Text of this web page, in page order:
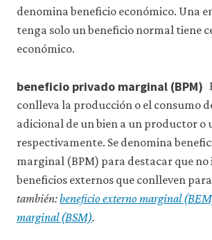
denomina beneficio económico. Una
tenga solo un beneficio normal tiene
económico.
beneficio privado marginal (BPM)
conlleva la producción o el consumo
adicional de un bien a un productor o
respectivamente. Se denomina
marginal (BPM) para destacar que no
beneficios externos que conlleven
también:beneficio externo marginal
marginal (BSM).